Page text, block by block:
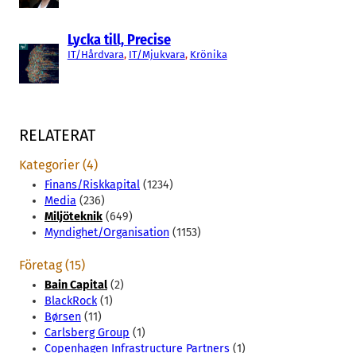
Lycka till, Precise
IT/Hårdvara, IT/Mjukvara, Krönika
RELATERAT
Kategorier (4)
Finans/Riskkapital (1234)
Media (236)
Miljöteknik (649)
Myndighet/Organisation (1153)
Företag (15)
Bain Capital(2)
BlackRock(1)
Børsen (11)
Carlsberg Group (1)
Copenhagen Infrastructure Partners (1)